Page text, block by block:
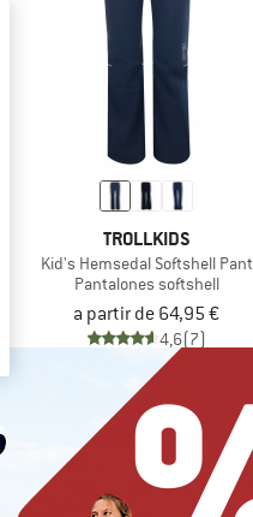
TROLLKIDS
Kid's Hemsedal Softshell Pant
Pantalones softshell
a partir de 64,95 €
4,6(7)